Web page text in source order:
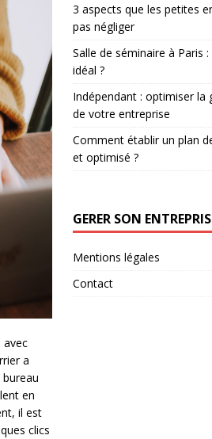
avec
a
en
il est
clics
3 aspects que les petites
pas négliger
Salle de séminaire à Paris
idéal ?
Indépendant : optimiser la
de votre entreprise
Comment établir un plan
et optimisé ?
GERER SON
Mentions légales
Contact